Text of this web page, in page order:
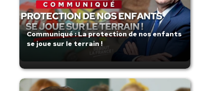
Communiqué : La protection de nos enfants
se joue sur le terrain !